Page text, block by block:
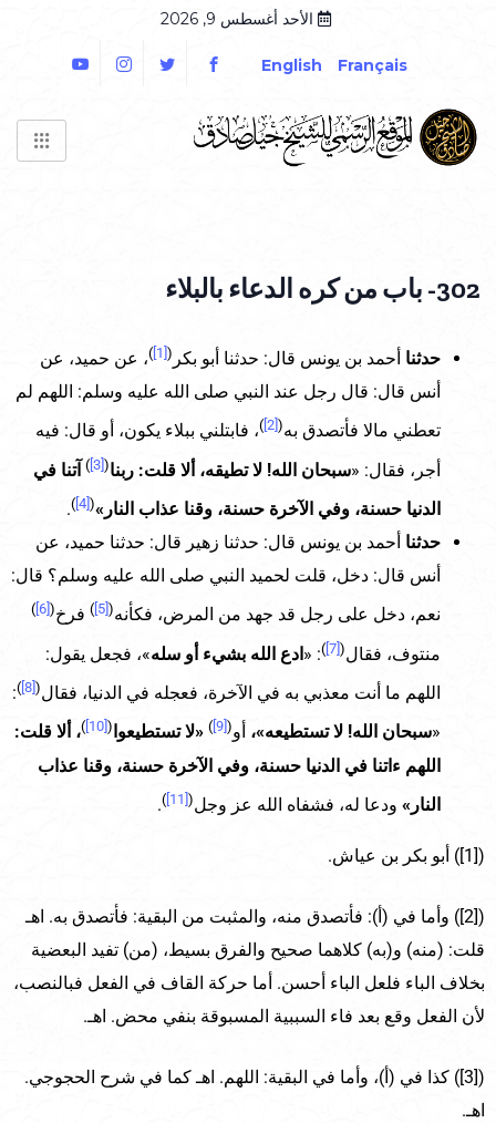
الأحد أغسطس 9, 2026
Français
English
حدثنا أحمد بن يونس قال: حدثنا أبو بكر (
)، عن حميد، عن
أنس قال: قال رجل عند النبي صلى الله عليه وسلم: اللهم لم
تعطني مالا فأتصدق به(
)، فابتلني ببلاء يكون، أو قال: فيه
أجر، فقال: «سبحان الله! لا تطيقه، ألا قلت: ربنا(
) آتنا في
الدنيا حسنة، وفي الآخرة حسنة، وقنا عذاب النار»(
)
.
حدثنا أحمد بن يونس قال: حدثنا زهير قال: حدثنا حميد، عن
أنس قال: دخل، قلت لحميد النبي صلى الله عليه وسلم؟ قال:
نعم، دخل على رجل قد جهد من المرض، فكأنه(
) فرخ(
)
منتوف، فقال(
[7]
)
: «ادع الله بشيء أو سله»، فجعل يقول:
اللهم ما أنت معذبي به في الآخرة، فعجله في الدنيا، فقال(
)
:
«سبحان الله! لا تستطيعه»، أو(
) «لا تستطيعوا (
)، ألا قلت:
اللهم ءاتنا في الدنيا حسنة، وفي الآخرة حسنة، وقنا عذاب
النار» ودعا له، فشفاه الله عز وجل(
[11]
)
.
([1]) أبو بكر بن عياش.
([2]) وأما في (أ): فأتصدق منه، والمثبت من البقية: فأتصدق به. اهـ
قلت: (منه) و(به) كلاهما صحيح والفرق بسيط، (من) تفيد البعضية
بخلاف الباء فلعل الباء أحسن. أما حركة القاف في الفعل فبالنصب،
لأن الفعل وقع بعد فاء السببية المسبوقة بنفي محض. اهـ.
([3]) كذا في (أ)، وأما في البقية: اللهم. اهـ كما في شرح الحجوجي.
اهـ.